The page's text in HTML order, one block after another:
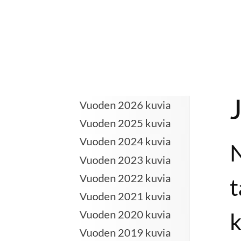
Vuoden 2026 kuvia
Vuoden 2025 kuvia
Vuoden 2024 kuvia
Vuoden 2023 kuvia
Vuoden 2022 kuvia
Vuoden 2021 kuvia
Vuoden 2020 kuvia
Vuoden 2019 kuvia